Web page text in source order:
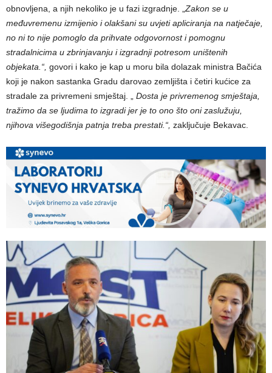
obnovljena, a njih nekoliko je u fazi izgradnje. „Zakon se u
međuvremenu izmijenio i olakšani su uvjeti apliciranja na natječaje,
no ni to nije pomoglo da prihvate odgovornost i pomognu
stradalnicima u zbrinjavanju i izgradnji potresom uništenih
objekata.“, govori i kako je kap u moru bila dolazak ministra Bačića
koji je nakon sastanka Gradu darovao zemljišta i četiri kućice za
stradale za privremeni smještaj. „ Dosta je privremenog smještaja,
tražimo da se ljudima to izgradi jer je to ono što oni zaslužuju,
njihova višegodišnja patnja treba prestati.“, zaključuje Bekavac.